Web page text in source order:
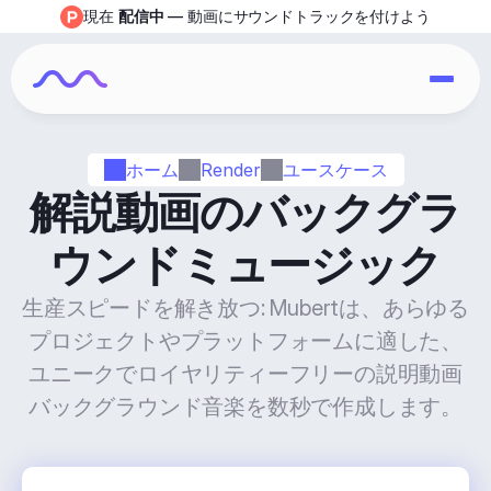
ホーム Render ユースケース
解説動画のバックグラ
ウンドミュージック
生産スピードを解き放つ: Mubertは、あらゆる
プロジェクトやプラットフォームに適した、
ユニークでロイヤリティーフリーの説明動画
バックグラウンド音楽を数秒で作成します。
現在 配信中 — 動画にサウンドトラックを付けよう